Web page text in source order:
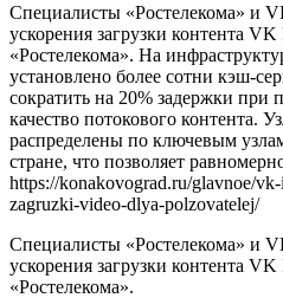
Специалисты «Ростелекома» и
ускорения загрузки контента
«Ростелекома». На
установлено более сотни кэш-
сократить на 20% задержки при
качество потокового контента.
распределены по ключевым
стране, что позволяет
https://konakovograd.ru/glavnoe/
zagruzki-video-dlya-polzovatelej/
Специалисты «Ростелекома» и
ускорения загрузки контента
«Ростелекома».